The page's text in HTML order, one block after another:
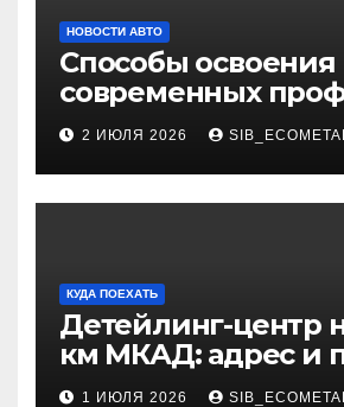
НОВОСТИ АВТО
Способы освоения
современных
через онлайн-курсы
2 ИЮЛЯ 2026
КУДА ПОЕХАТЬ
Детейлинг-центр
км МКАД: адрес и
1 ИЮЛЯ 2026